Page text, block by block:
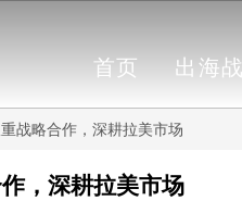
首页 出海
战略合作，深耕拉美市场
，深耕拉美市场